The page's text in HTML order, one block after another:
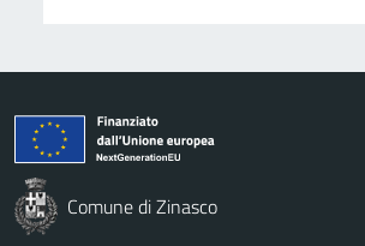
Comune di Zinasco